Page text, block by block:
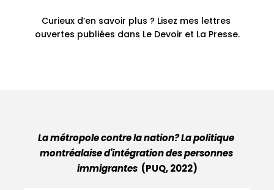
Curieux d’en savoir plus ? Lisez mes lettres
ouvertes publiées dans Le Devoir et La Presse.
La métropole contre la nation? La politique
montréalaise d'intégration des personnes
immigrantes (PUQ, 2022)